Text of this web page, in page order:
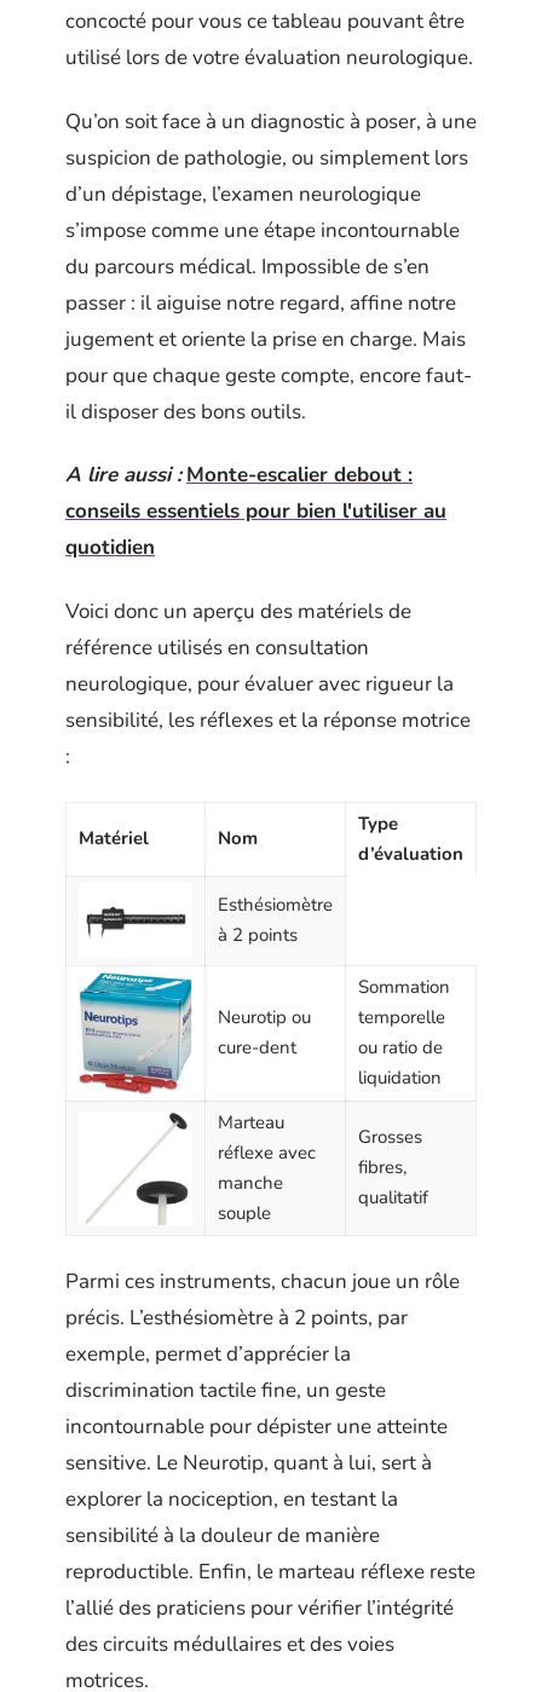
concocté pour vous ce tableau pouvant être
utilisé lors de votre évaluation neurologique.
Qu’on soit face à un diagnostic à poser, à une
suspicion de pathologie, ou simplement lors
d’un dépistage, l’examen neurologique
s’impose comme une étape incontournable
du parcours médical. Impossible de s’en
passer : il aiguise notre regard, affine notre
jugement et oriente la prise en charge. Mais
pour que chaque geste compte, encore faut-
il disposer des bons outils.
A lire aussi : Monte-escalier debout :
conseils essentiels pour bien l'utiliser au
quotidien
Voici donc un aperçu des matériels de
référence utilisés en consultation
neurologique, pour évaluer avec rigueur la
sensibilité, les réflexes et la réponse motrice
:
Matériel Nom
Type
d’évaluation
Esthésiomètre
à 2 points
Neurotip ou
cure-dent
Sommation
temporelle
ou ratio de
liquidation
Marteau
réflexe avec
manche
souple
Grosses
fibres,
qualitatif
Parmi ces instruments, chacun joue un rôle
précis. L’esthésiomètre à 2 points, par
exemple, permet d’apprécier la
discrimination tactile fine, un geste
incontournable pour dépister une atteinte
sensitive. Le Neurotip, quant à lui, sert à
explorer la nociception, en testant la
sensibilité à la douleur de manière
reproductible. Enfin, le marteau réflexe reste
l’allié des praticiens pour vérifier l’intégrité
des circuits médullaires et des voies
motrices.